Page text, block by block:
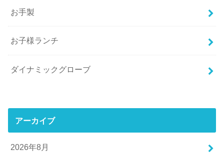
お手製
お子様ランチ
ダイナミックグローブ
アーカイブ
2026年8月